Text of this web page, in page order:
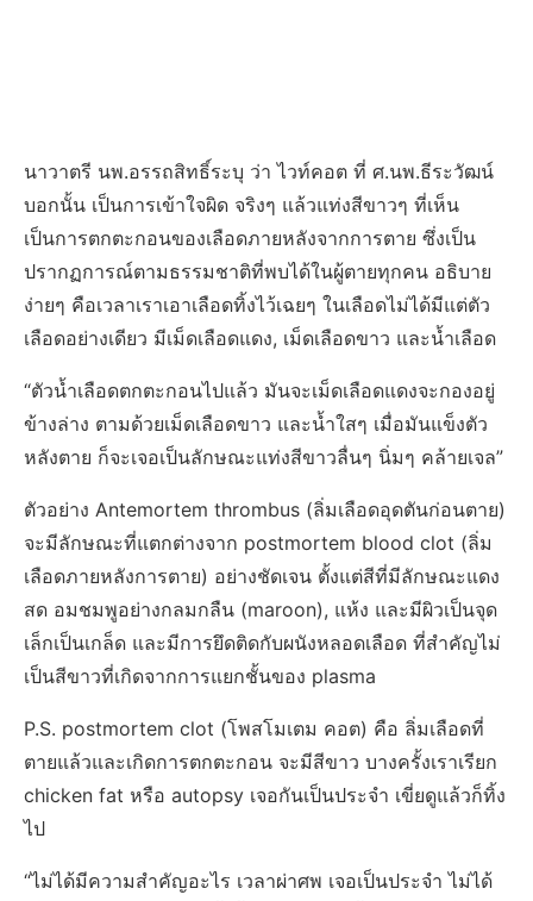
นาวาตรี นพ.อรรถสิทธิ์ระบุ ว่า ไวท์คอต ที่ ศ.นพ.ธีระวัฒน์
บอกนั้น เป็นการเข้าใจผิด จริงๆ แล้วแท่งสีขาวๆ ที่เห็น
เป็นการตกตะกอนของเลือดภายหลังจากการตาย ซึ่งเป็น
ปรากฏการณ์ตามธรรมชาติที่พบได้ในผู้ตายทุกคน อธิบาย
ง่ายๆ คือเวลาเราเอาเลือดทิ้งไว้เฉยๆ ในเลือดไม่ได้มีแต่ตัว
เลือดอย่างเดียว มีเม็ดเลือดแดง, เม็ดเลือดขาว และน้ำเลือด
“ตัวน้ำเลือดตกตะกอนไปแล้ว มันจะเม็ดเลือดแดงจะกองอยู่
ข้างล่าง ตามด้วยเม็ดเลือดขาว และน้ำใสๆ เมื่อมันแข็งตัว
หลังตาย ก็จะเจอเป็นลักษณะแท่งสีขาวลื่นๆ นิ่มๆ คล้ายเจล”
ตัวอย่าง Antemortem thrombus (ลิ่มเลือดอุดตันก่อนตาย)
จะมีลักษณะที่แตกต่างจาก postmortem blood clot (ลิ่ม
เลือดภายหลังการตาย) อย่างชัดเจน ตั้งแต่สีที่มีลักษณะแดง
สด อมชมพูอย่างกลมกลืน (maroon), แห้ง และมีผิวเป็นจุด
เล็กเป็นเกล็ด และมีการยึดติดกับผนังหลอดเลือด ที่สำคัญไม่
เป็นสีขาวที่เกิดจากการแยกชั้นของ plasma
P.S. postmortem clot (โพสโมเตม คอต) คือ ลิ่มเลือดที่
ตายแล้วและเกิดการตกตะกอน จะมีสีขาว บางครั้งเราเรียก
chicken fat หรือ autopsy เจอกันเป็นประจำ เขี่ยดูแล้วก็ทิ้ง
ไป
“ไม่ได้มีความสำคัญอะไร เวลาผ่าศพ เจอเป็นประจำ ไม่ได้